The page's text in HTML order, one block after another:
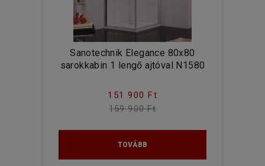
Sanotechnik Elegance 80x80
sarokkabin 1 lengő ajtóval N1580
151 900 Ft
159 900 Ft
TOVÁBB